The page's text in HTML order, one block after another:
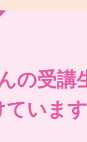
の受講
います